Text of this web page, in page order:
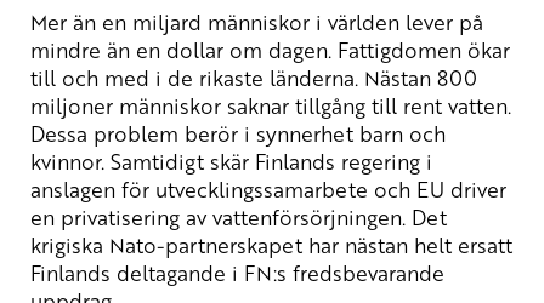
Mer än en miljard människor i världen lever på
mindre än en dollar om dagen. Fattigdomen ökar
till och med i de rikaste länderna. Nästan 800
miljoner människor saknar tillgång till rent vatten.
Dessa problem berör i synnerhet barn och
kvinnor. Samtidigt skär Finlands regering i
anslagen för utvecklingssamarbete och EU driver
en privatisering av vattenförsörjningen. Det
krigiska Nato-partnerskapet har nästan helt ersatt
Finlands deltagande i FN:s fredsbevarande